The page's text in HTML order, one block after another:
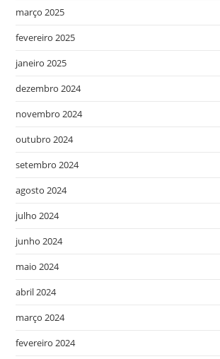
março 2025
fevereiro 2025
janeiro 2025
dezembro 2024
novembro 2024
outubro 2024
setembro 2024
agosto 2024
julho 2024
junho 2024
maio 2024
abril 2024
março 2024
fevereiro 2024